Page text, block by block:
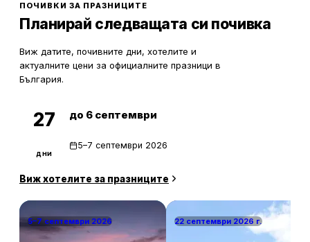
ПОЧИВКИ ЗА ПРАЗНИЦИТЕ
Планирай следващата си почивка
Виж датите, почивните дни, хотелите и
актуалните цени за официалните празници в
България.
27
дни
до 6 септември
5–7 септември 2026
Виж хотелите за празниците
5–7 септември 2026 22 септември 2026 г.